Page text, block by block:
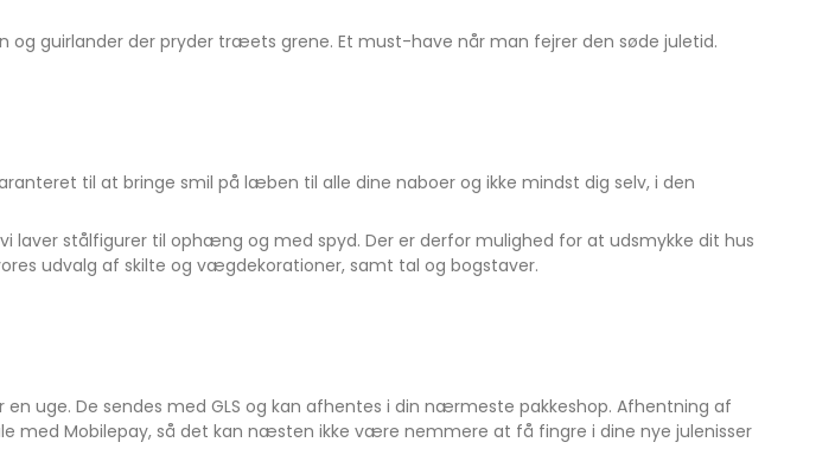
guirlander der pryder træets grene. Et must-have når man fejrer den søde juletid.
til at bringe smil på læben til alle dine naboer og ikke mindst dig selv, i den
laver stålfigurer til ophæng og med spyd. Der er derfor mulighed for at udsmykke dit hus
udvalg af skilte og vægdekorationer, samt tal og bogstaver.
uge. De sendes med GLS og kan afhentes i din nærmeste pakkeshop. Afhentning af
med Mobilepay, så det kan næsten ikke være nemmere at få fingre i dine nye julenisser